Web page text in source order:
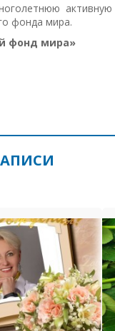
активную
фонда мира.
фонд мира»